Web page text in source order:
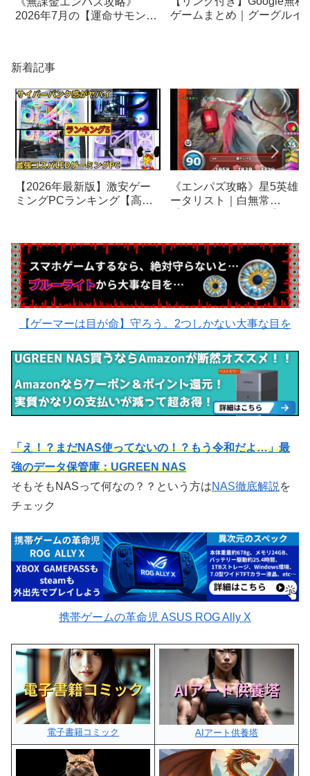
2026年7月の【運命サモン】
ゲームまとめ｜グーグルイ
新着記事
【2026年最新版】激安ゲー
ミングPCランキング【高機
《エンパズ攻略》星5英雄デ
ータリスト｜白無常
【ゲーマーは目が命】守ろう。2つしかない大事な目を
「え！？まだNAS使ってないの！？もう令和だよ…」最
強のデータ保管庫：UGREEN NAS
そもそもNASって何なの？？という方はNAS徹底解説を
チェック
携帯ゲームの革命児 ASUS ROG Ally X
電子書籍コミック AIアート供養塔